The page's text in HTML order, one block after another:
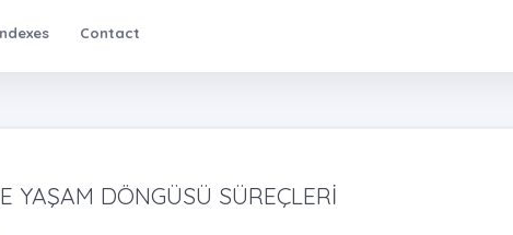
Contact
DÖNGÜSÜ SÜREÇLERİ